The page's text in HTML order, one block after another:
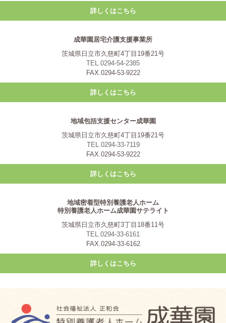
詳しくはこちら
成華園居宅介護支援事業所
茨城県日立市久慈町4丁目19番21号
TEL.0294-54-2385
FAX.0294-53-9222
詳しくはこちら
地域包括支援センター成華園
茨城県日立市久慈町4丁目19番21号
TEL.0294-33-7119
FAX.0294-53-9222
詳しくはこちら
地域密着型特別養護老人ホーム
特別養護老人ホーム成華園サテライト
茨城県日立市久慈町3丁目18番11号
TEL.0294-33-6161
FAX.0294-33-6162
詳しくはこちら